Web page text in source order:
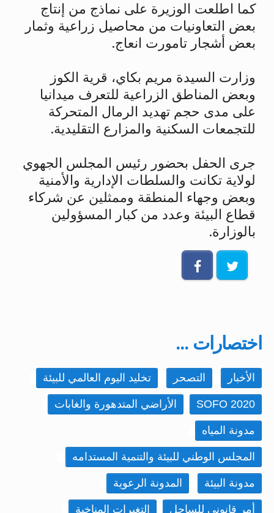
كما اطلعت الوزيرة على نماذج من إنتاج
بعض التعاونيات من محاصيل زراعية وثمار
بعض أشجار تامورت انعاج.
وزارت السيدة مريم بكاي، قرية الكوز
وبعض المناطق الزراعية للتعرف ميدانيا
على مدى حجم تهديد الرمال المتحركة
للتجمعات السكنية والمزارع التقليدية.
جرى الحفل بحضور رئيس المجلس الجهوي
لولاية تكانت والسلطات الإدارية والأمنية
وبعض وجهاء المنطقة وممثلين عن شركاء
قطاع البيئة وعدد من كبار المسؤولين
بالوزارة.
اختصارات ...
الأخبار التصحر تخليد اليوم العالمي للبيئة
SOFO 2020 الأراضي المتدهورة والغابات
مدونة المياه
المجلس الوطني للبيئة والتنمية المستدامه
مدونة البيئة المدونة الرعوية
أمر قانوني للساحل التغيرات المناخية